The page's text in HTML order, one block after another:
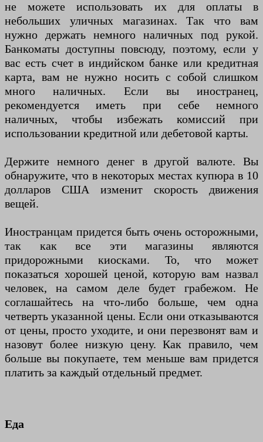
не можете использовать их для оплаты в
небольших уличных магазинах. Так что вам
нужно держать немного наличных под рукой.
Банкоматы доступны повсюду, поэтому, если у
вас есть счет в индийском банке или кредитная
карта, вам не нужно носить с собой слишком
много наличных. Если вы иностранец,
рекомендуется иметь при себе немного
наличных, чтобы избежать комиссий при
использовании кредитной или дебетовой карты.
Держите немного денег в другой валюте. Вы
обнаружите, что в некоторых местах купюра в 10
долларов США изменит скорость движения
вещей.
Иностранцам придется быть очень осторожными,
так как все эти магазины являются
придорожными киосками. То, что может
показаться хорошей ценой, которую вам назвал
человек, на самом деле будет грабежом. Не
соглашайтесь на что-либо больше, чем одна
четверть указанной цены. Если они отказываются
от цены, просто уходите, и они перезвонят вам и
назовут более низкую цену. Как правило, чем
больше вы покупаете, тем меньше вам придется
платить за каждый отдельный предмет.
Еда